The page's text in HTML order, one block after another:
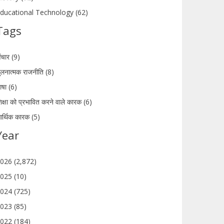
Technology (62)
(9)
राजनीति (8)
(6)
को प्रभावित करने वाले कारक (6)
कारक (5)
(2,872)
(10)
(725)
(85)
(184)